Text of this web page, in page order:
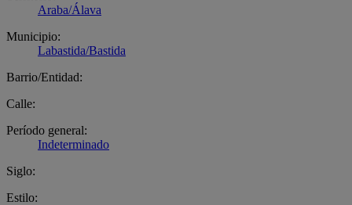
Araba/Álava
Municipio:
Labastida/Bastida
Barrio/Entidad:
Calle:
Período general:
Indeterminado
Siglo:
Estilo: